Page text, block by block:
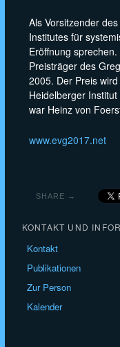
Als Vorsitzender
Institutes für
Eröffnung
Preisträger des
2005. Der Preis
Heidelberger
war Heinz von
www.evg2017.net
SHARE →
KONTAKT UND
Kontakt
Publikationen
Zur Person
Kalender